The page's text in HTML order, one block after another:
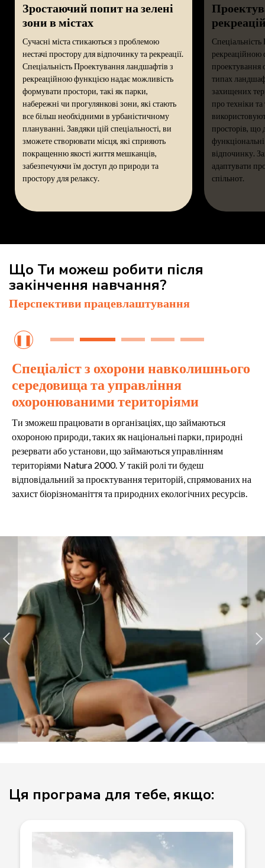
Зростаючий попит на зелені
зони в містах
Сучасні міста стикаються з проблемою
нестачі простору для відпочинку та рекреації.
Спеціальність Проектування ландшафтів з
рекреаційною функцією надає можливість
формувати простори, такі як парки,
набережні чи прогулянкові зони, які стають
все більш необхідними в урбаністичному
плануванні. Завдяки цій спеціальності, ви
зможете створювати місця, які сприяють
покращенню якості життя мешканців,
забезпечуючи їм доступ до природи та
простору для релаксу.
рекреаційною
проектування
типах
захищених
про техніки
просторів, що
функціональні
відпочинку.
адаптувати
спільнот.
Що Ти можеш робити після
закінчення навчання?
Перспективи працевлаштування
Спеціаліст з охорони навколишнього
середовища та управління
охоронюваними територіями
Ти зможеш працювати в організаціях, що займаються
охороною природи, таких як національні парки, природні
резервати або установи, що займаються управлінням
територіями Natura 2000. У такій ролі ти будеш
відповідальний за проєктування територій, спрямованих на
захист біорізноманіття та природних екологічних ресурсів.
❚❚
Ця програма для тебе, якщо: